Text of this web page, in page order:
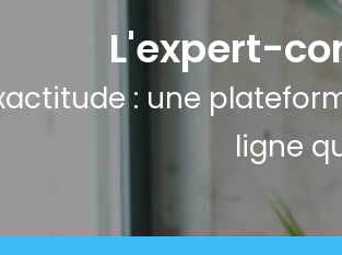
L'expert-
: une
ligne